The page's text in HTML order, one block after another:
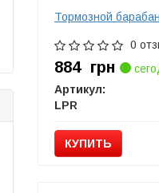
Тормозной
0
884 грн
Артикул:
LPR
КУПИТЬ